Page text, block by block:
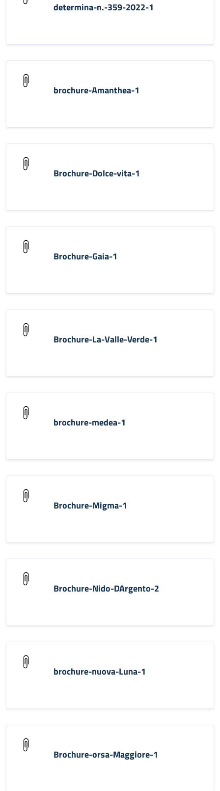
determina-n.-359-2022-1
brochure-Amanthea-1
Brochure-Dolce-vita-1
Brochure-Gaia-1
Brochure-La-Valle-Verde-1
brochure-medea-1
Brochure-Migma-1
Brochure-Nido-DArgento-2
brochure-nuova-Luna-1
Brochure-orsa-Maggiore-1